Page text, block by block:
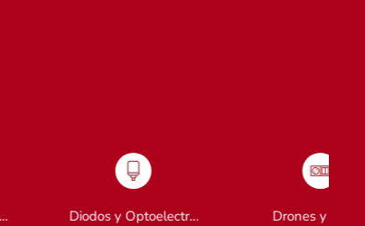
Diodos y Optoelectr… Drones y Partes